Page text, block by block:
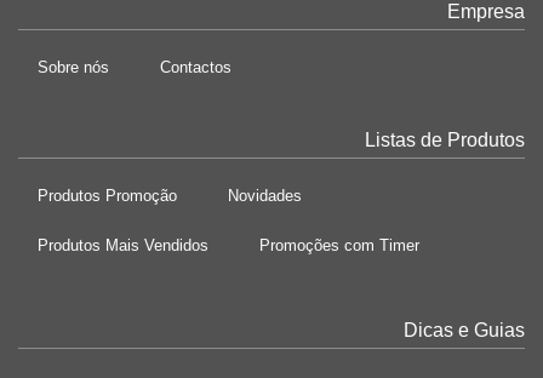
Empresa
Sobre nós Contactos
Listas de Produtos
Produtos Promoção Novidades
Produtos Mais Vendidos Promoções com Timer
Dicas e Guias